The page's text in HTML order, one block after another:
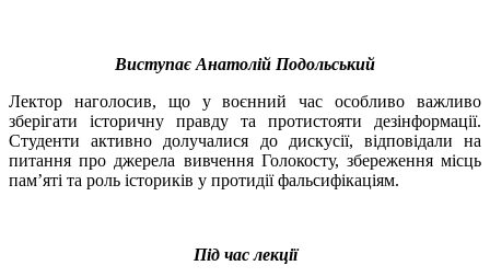
Виступає Анатолій Подольський
Лектор наголосив, що у воєнний час особливо важливо
зберігати історичну правду та протистояти дезінформації.
Студенти активно долучалися до дискусії, відповідали на
питання про джерела вивчення Голокосту, збереження місць
пам’яті та роль істориків у протидії фальсифікаціям.
Під час лекції